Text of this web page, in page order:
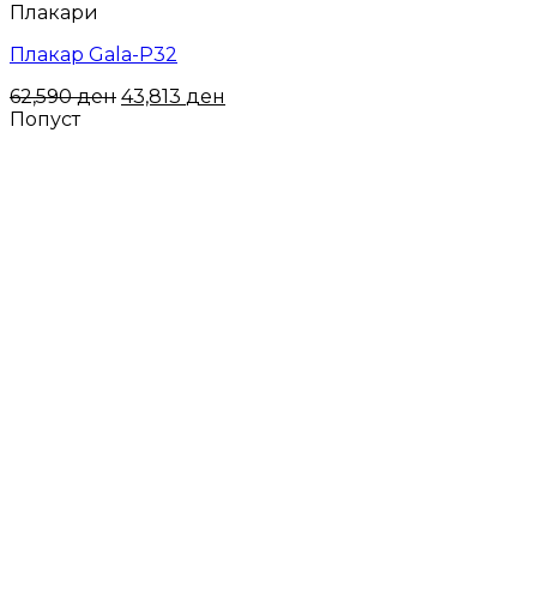
Плакари
Плакар Gala-P32
62,590ден 43,813 ден
Попуст